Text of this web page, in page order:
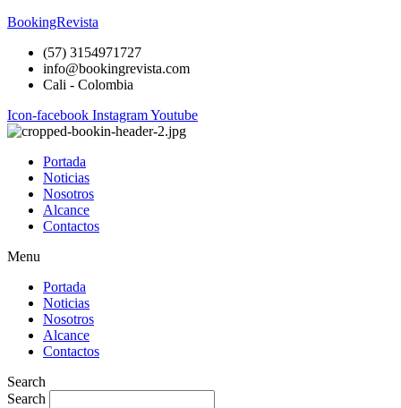
BookingRevista
(57) 3154971727
info@bookingrevista.com
Cali - Colombia
Icon-facebook InstagramYoutube
Portada
Noticias
Nosotros
Alcance
Contactos
Menu
Portada
Noticias
Nosotros
Alcance
Contactos
Search
Search